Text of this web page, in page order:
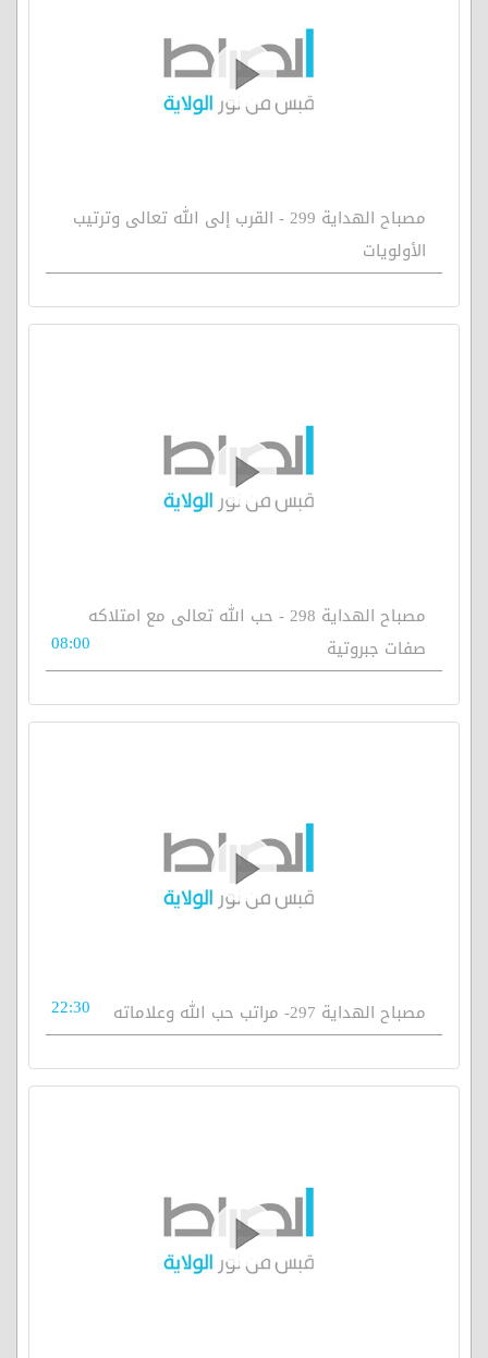
مصباح الهداية 299 - القرب إلى الله تعالى وترتيب
الأولويات
مصباح الهداية 298 - حب الله تعالى مع امتلاكه
صفات جبروتية
08:00
مصباح الهداية 297- مراتب حب الله وعلاماته 22:30